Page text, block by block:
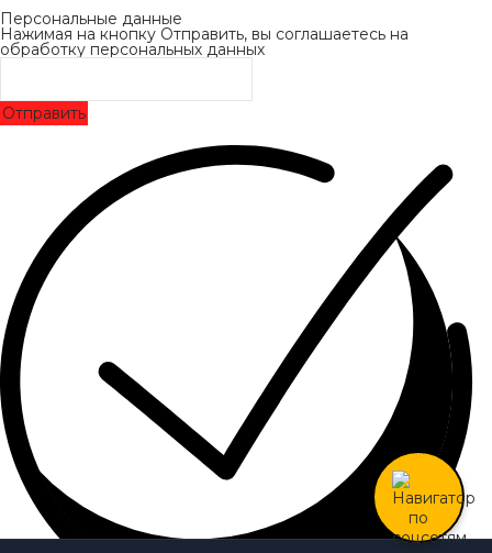
Персональные данные
Нажимая на кнопку Отправить, вы соглашаетесь на
обработку персональных данных
Отправить